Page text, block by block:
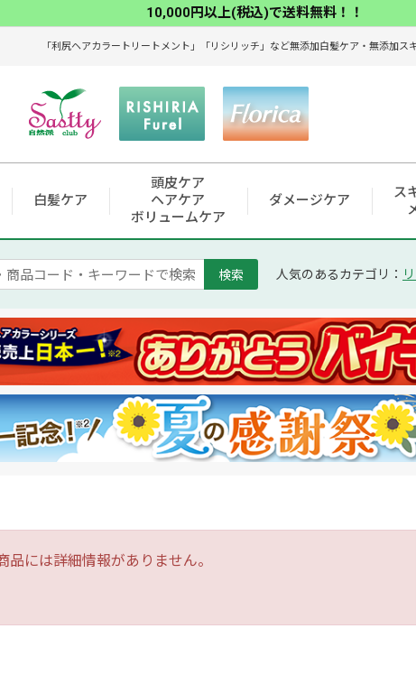
10,000円以上(税込)で送料無料！！
「利尻ヘアカラートリートメント」「リシリッチ」など無添加白髪ケア・無添加
白髪ケア
頭皮ケア
ヘアケア
ボリュームケア
ダメージケア
ス
検索 人気のあるカテゴリ：
には詳細情報がありません。